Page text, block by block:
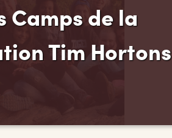
Camps de la
Tim Hortons